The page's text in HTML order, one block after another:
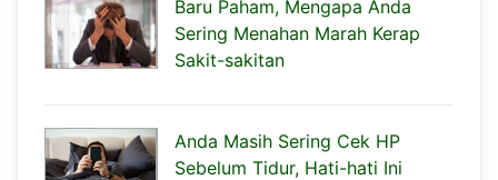
Baru Paham, Mengapa Anda
Sering Menahan Marah Kerap
Sakit-sakitan
Anda Masih Sering Cek HP
Sebelum Tidur, Hati-hati Ini